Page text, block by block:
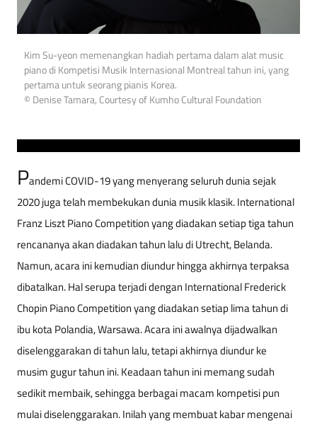
Kim Su-yeon memenangkan hadiah pertama dalam alat music
piano di Kompetisi Musik Internasional Montreal tahun ini, yang
pertama untuk seorang pianis Korea.
© Denise Tamara, Courtesy of Kumho Cultural Foundation
Pandemi COVID-19 yang menyerang seluruh dunia sejak
2020 juga telah membekukan dunia musik klasik. International
Franz Liszt Piano Competition yang diadakan setiap tiga tahun
rencananya akan diadakan tahun lalu di Utrecht, Belanda.
Namun, acara ini kemudian diundur hingga akhirnya terpaksa
dibatalkan. Hal serupa terjadi dengan International Frederick
Chopin Piano Competition yang diadakan setiap lima tahun di
ibu kota Polandia, Warsawa. Acara ini awalnya dijadwalkan
diselenggarakan di tahun lalu, tetapi akhirnya diundur ke
musim gugur tahun ini. Keadaan tahun ini memang sudah
sedikit membaik, sehingga berbagai macam kompetisi pun
mulai diselenggarakan. Inilah yang membuat kabar mengenai